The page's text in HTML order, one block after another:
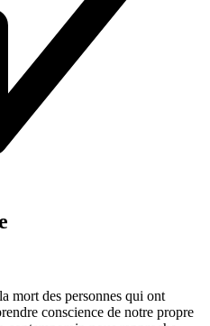
mort des personnes qui ont
conscience de notre propre